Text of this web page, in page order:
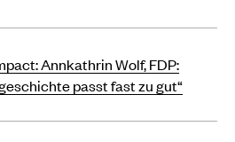
Annkathrin Wolf, FDP:
passt fast zu gut“